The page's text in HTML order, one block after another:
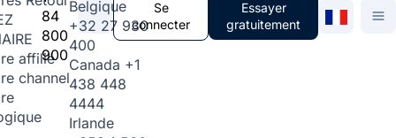
affilié
channel
84
800
900
Belgique
+32 27 930
400
Canada +1
438 448
4444
Irlande
Se
connecter
Essayer
gratuitement